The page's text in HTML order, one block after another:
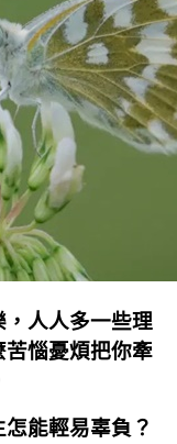
，人人多一些理
惱憂煩把你牽
能輕易辜負？